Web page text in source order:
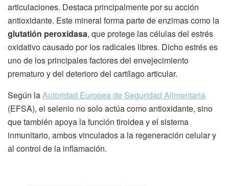
articulaciones. Destaca principalmente por su acción
antioxidante. Este mineral forma parte de enzimas como la
glutatión peroxidasa, que protege las células del estrés
oxidativo causado por los radicales libres. Dicho estrés es
uno de los principales factores del envejecimiento
prematuro y del deterioro del cartílago articular.
Según laAutoridad Europea de Seguridad Alimentaria
(EFSA), el selenio no solo actúa como antioxidante, sino
que también apoya la función tiroidea y el sistema
inmunitario, ambos vinculados a la regeneración celular y
al control de la inflamación.